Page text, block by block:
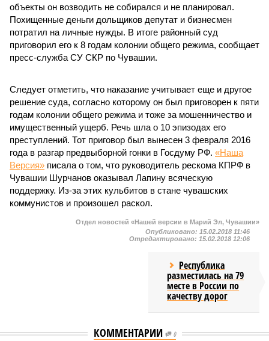
объекты он возводить не собирался и не планировал.
Похищенные деньги дольщиков депутат и бизнесмен
потратил на личные нужды. В итоге районный суд
приговорил его к 8 годам колонии общего режима, сообщает
пресс-служба СУ СКР по Чувашии.
Следует отметить, что наказание учитывает еще и другое
решение суда, согласно которому он был приговорен к пяти
годам колонии общего режима и тоже за мошенничество и
имущественный ущерб. Речь шла о 10 эпизодах его
преступлений. Тот приговор был вынесен 3 февраля 2016
года в разгар предвыборной гонки в Госдуму РФ. «Наша
Версия» писала о том, что руководитель рескома КПРФ в
Чувашии Шурчанов оказывал Лапину всяческую
поддержку. Из-за этих кульбитов в стане чувашских
коммунистов и произошел раскол.
Отдел новостей «Нашей версии в Марий Эл, Чувашии»
Опубликовано: 15.02.2018 11:46
Отредактировано: 15.02.2018 12:06
Республика
разместилась на 79
месте в России по
качеству дорог
КОММЕНТАРИИ 0